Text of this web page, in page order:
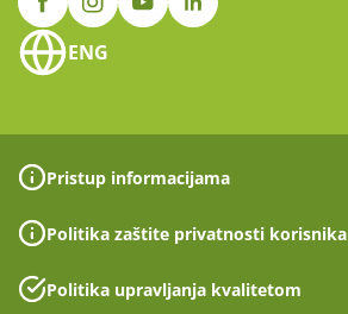
ENG
Pristup informacijama
Politika zaštite privatnosti korisnika
Politika upravljanja kvalitetom